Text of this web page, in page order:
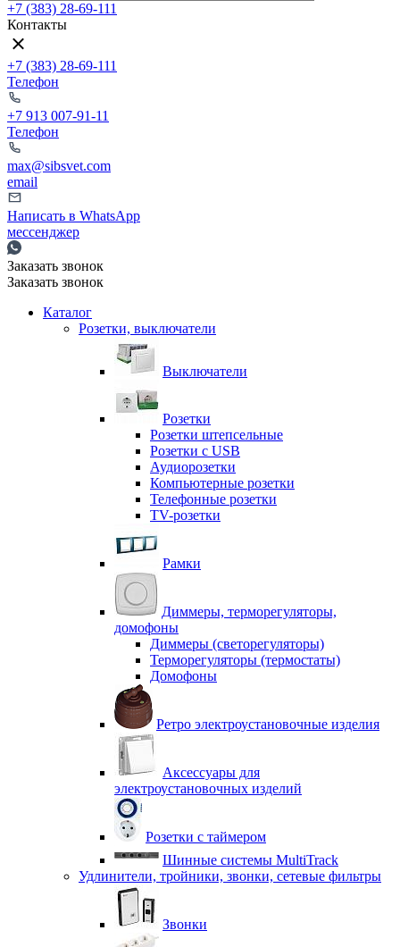
+7 (383) 28-69-111
Контакты
+7 (383) 28-69-111
Телефон
+7 913 007-91-11
Телефон
max@sibsvet.com
email
Написать в WhatsApp
мессенджер
Заказать звонок
Заказать звонок
Каталог
Розетки, выключатели
Выключатели
Розетки
Розетки штепсельные
Розетки с USB
Аудиорозетки
Компьютерные розетки
Телефонные розетки
TV-розетки
Рамки
Диммеры, терморегуляторы,
домофоны
Диммеры (светорегуляторы)
Терморегуляторы (термостаты)
Домофоны
Ретро электроустановочные изделия
Аксессуары для
электроустановочных изделий
Розетки с таймером
Шинные системы MultiTrack
Удлинители, тройники, звонки, сетевые фильтры
Звонки